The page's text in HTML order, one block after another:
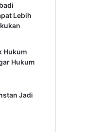
Lebih
Hukum
Hukum
Jadi